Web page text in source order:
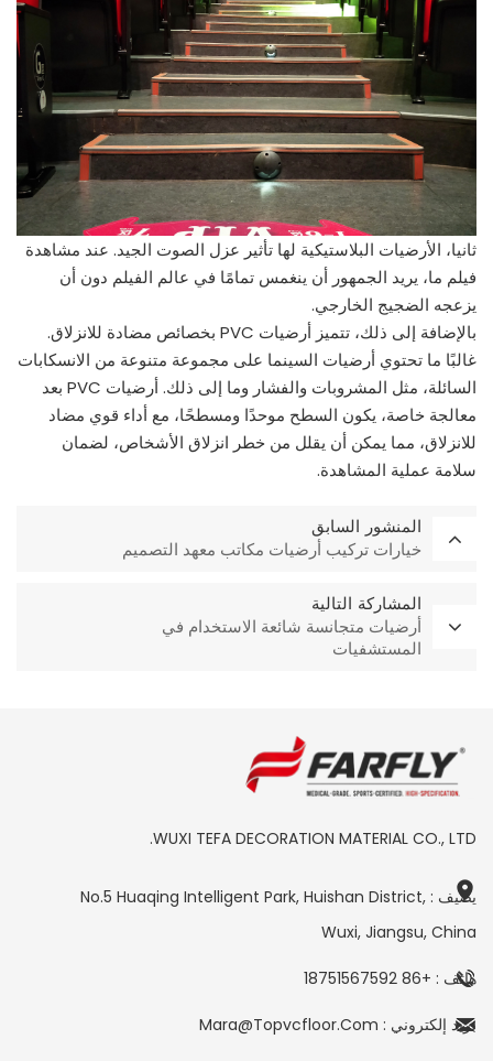
ثانيا، الأرضيات البلاستيكية لها تأثير عزل الصوت الجيد. عند مشاهدة
فيلم ما، يريد الجمهور أن ينغمس تمامًا في عالم الفيلم دون أن
يزعجه الضجيج الخارجي.
بالإضافة إلى ذلك، تتميز أرضيات PVC بخصائص مضادة للانزلاق.
غالبًا ما تحتوي أرضيات السينما على مجموعة متنوعة من الانسكابات
السائلة، مثل المشروبات والفشار وما إلى ذلك. أرضيات PVC بعد
معالجة خاصة، يكون السطح موحدًا ومسطحًا، مع أداء قوي مضاد
للانزلاق، مما يمكن أن يقلل من خطر انزلاق الأشخاص، لضمان
سلامة عملية المشاهدة.
المنشور السابق
خيارات تركيب أرضيات مكاتب معهد التصميم
المشاركة التالية
أرضيات متجانسة شائعة الاستخدام في
المستشفيات
WUXI TEFA DECORATION MATERIAL CO., LTD.
يضيف : No.5 Huaqing Intelligent Park, Huishan District,
Wuxi, Jiangsu, China
هاتف : +86 18751567592
بريد إلكتروني : Mara@topvcfloor.com